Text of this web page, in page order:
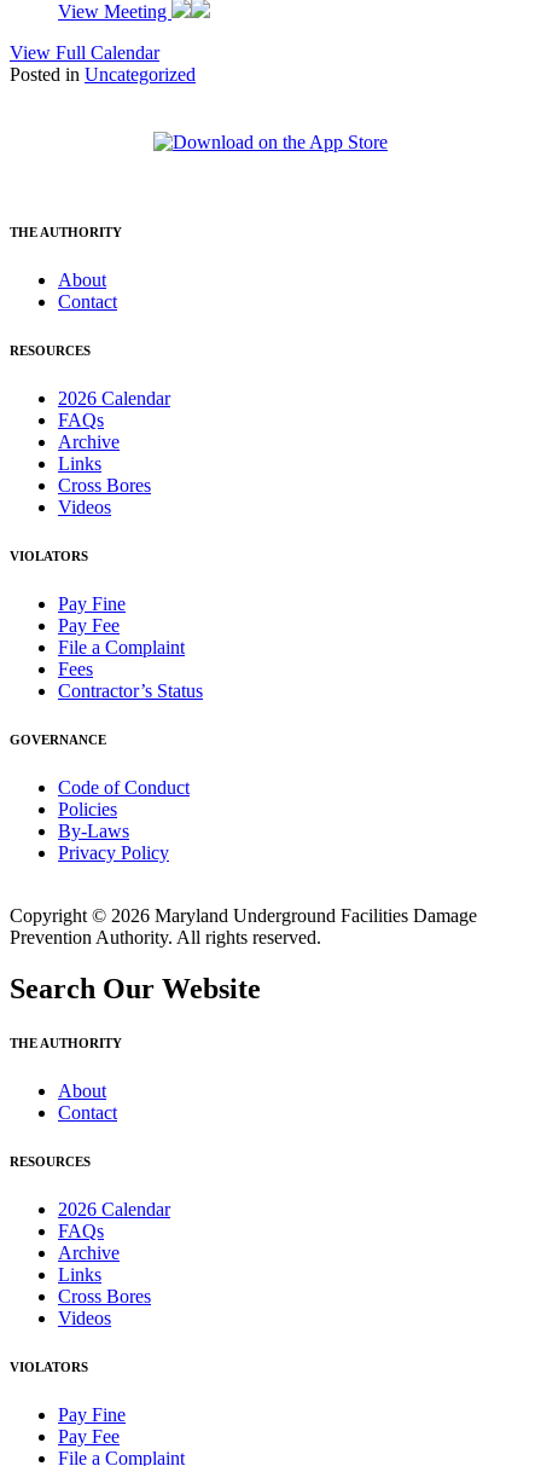
View Meeting
View Full Calendar
Posted in Uncategorized
THE AUTHORITY
About
Contact
RESOURCES
2026 Calendar
FAQs
Archive
Links
Cross Bores
Videos
VIOLATORS
Pay Fine
Pay Fee
File a Complaint
Fees
Contractor’s Status
GOVERNANCE
Code of Conduct
Policies
By-Laws
Privacy Policy
Copyright © 2026 Maryland Underground Facilities Damage
Prevention Authority. All rights reserved.
Search Our Website
THE AUTHORITY
About
Contact
RESOURCES
2026 Calendar
FAQs
Archive
Links
Cross Bores
Videos
VIOLATORS
Pay Fine
Pay Fee
File a Complaint